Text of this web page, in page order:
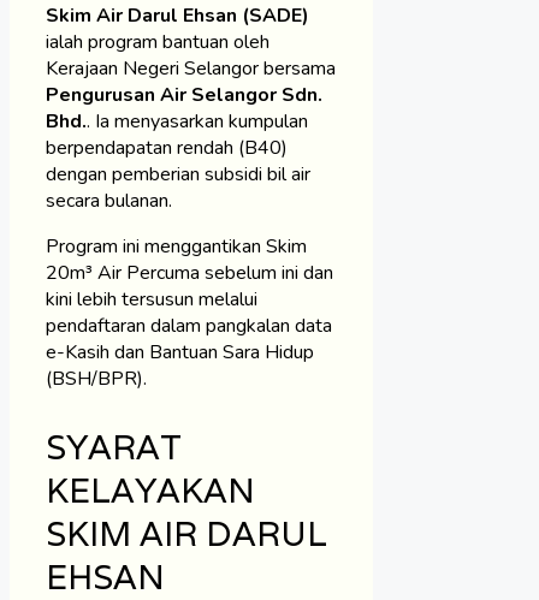
Skim Air Darul Ehsan (SADE)
ialah program bantuan oleh
Kerajaan Negeri Selangor bersama
Pengurusan Air Selangor Sdn.
Bhd.. Ia menyasarkan kumpulan
berpendapatan rendah (B40)
dengan pemberian subsidi bil air
secara bulanan.
Program ini menggantikan Skim
20m³ Air Percuma sebelum ini dan
kini lebih tersusun melalui
pendaftaran dalam pangkalan data
e-Kasih dan Bantuan Sara Hidup
(BSH/BPR).
SYARAT
KELAYAKAN
SKIM AIR DARUL
EHSAN